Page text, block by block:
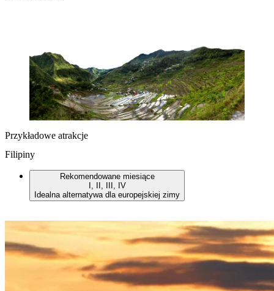
Przykładowe atrakcje
Filipiny
Rekomendowane miesiące
I, II, III, IV
Idealna alternatywa dla europejskiej zimy